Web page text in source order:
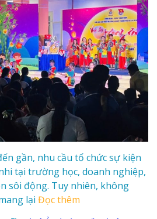
gần, nhu cầu tổ chức sự kiện
tại trường học, doanh nghiệp,
sôi động. Tuy nhiên, không
lại Đọc thêm